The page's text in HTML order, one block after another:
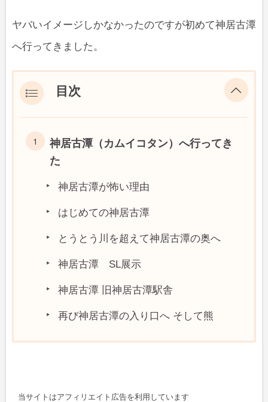
ヤバいイメージしかなかったのですが初めて神居古潭
へ行ってきました。
目次
神居古潭（カムイコタン）へ行ってき
た
神居古潭が怖い理由
はじめての神居古潭
とうとう川を超えて神居古潭の奥へ
神居古潭 SL展示
神居古潭 旧神居古潭駅舎
再び神居古潭の入り口へ そして熊
当サイトはアフィリエイト広告を利用しています